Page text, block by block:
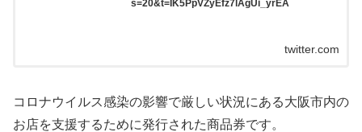
s=20&t=IK5PpVZyEfz7lAgUi_yrEA
twitter.com
コロナウイルス感染の影響で厳しい状況にある大阪市内の
お店を支援するために発行された商品券です。